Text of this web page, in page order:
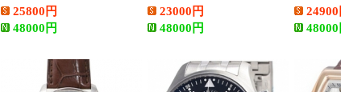
25800 円
48000 円
23000 円
48000 円
24900
48000